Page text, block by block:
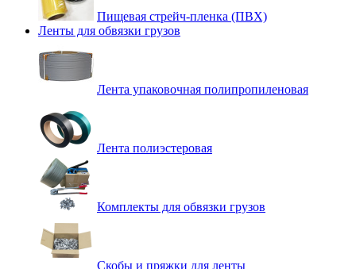
Пищевая стрейч-пленка (ПВХ)
Ленты для обвязки грузов
Лента упаковочная полипропиленовая
Лента полиэстеровая
Комплекты для обвязки грузов
Скобы и пряжки для ленты